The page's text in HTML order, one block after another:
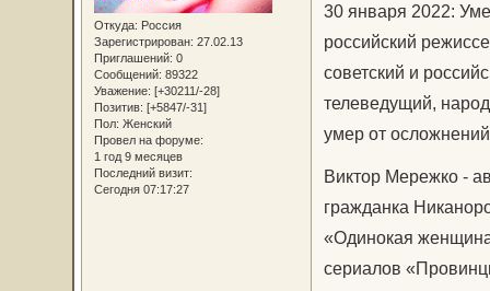
Откуда: Россия
Зарегистрирован: 27.02.13
Приглашений: 0
Сообщений: 89322
Уважение: [+30211/-28]
Позитив: [+5847/-31]
Пол: Женский
Провел на форуме:
1 год 9 месяцев
Последний визит:
Сегодня 07:17:27
30 января 2022:
российский
советский и
телеведущий,
умер от
Виктор Мережко -
гражданка
«Одинокая женщина
сериалов